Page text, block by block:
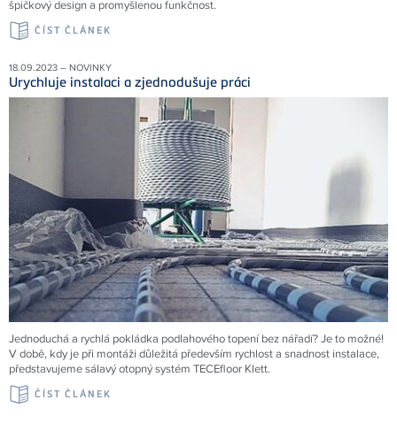
špičkový design a promyšlenou funkčnost.
ČÍST ČLÁNEK
18.09.2023 – NOVINKY
Urychluje instalaci a zjednodušuje práci
Jednoduchá a rychlá pokládka podlahového topení bez nářadí? Je to možné!
V době, kdy je při montáži důležitá především rychlost a snadnost instalace,
představujeme sálavý otopný systém TECEfloor Klett.
ČÍST ČLÁNEK